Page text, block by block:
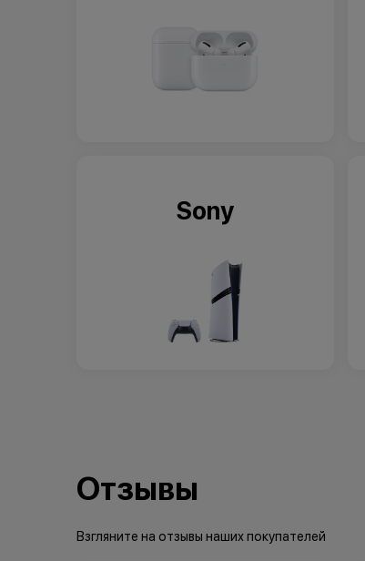
Sony
Отзывы
Взгляните на отзывы наших покупателей